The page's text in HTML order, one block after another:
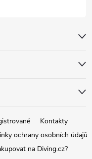
Kontakty
ochrany osobních údajů
na Diving.cz?